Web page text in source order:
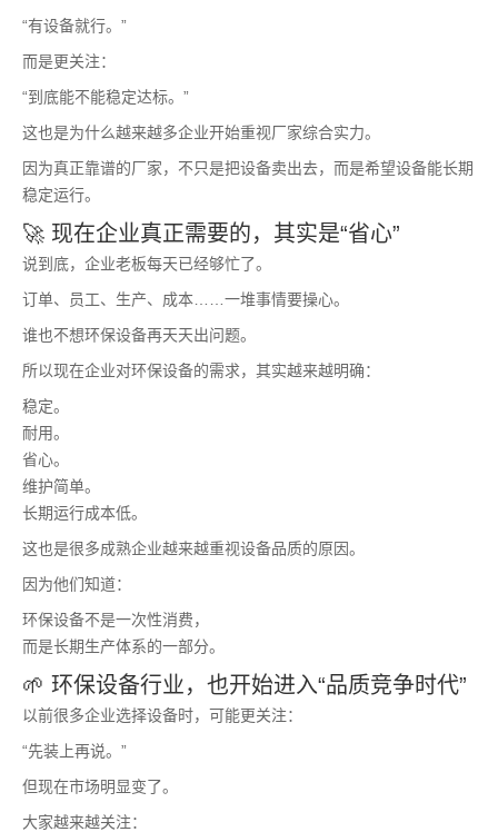
“有设备就行。”
而是更关注：
“到底能不能稳定达标。”
这也是为什么越来越多企业开始重视厂家综合实力。
因为真正靠谱的厂家，不只是把设备卖出去，而是希望设备能长期
稳定运行。
🚀 现在企业真正需要的，其实是“省心”
说到底，企业老板每天已经够忙了。
订单、员工、生产、成本……一堆事情要操心。
谁也不想环保设备再天天出问题。
所以现在企业对环保设备的需求，其实越来越明确：
稳定。
耐用。
省心。
维护简单。
长期运行成本低。
这也是很多成熟企业越来越重视设备品质的原因。
因为他们知道：
环保设备不是一次性消费，
而是长期生产体系的一部分。
🌱 环保设备行业，也开始进入“品质竞争时代”
以前很多企业选择设备时，可能更关注：
“先装上再说。”
但现在市场明显变了。
大家越来越关注：